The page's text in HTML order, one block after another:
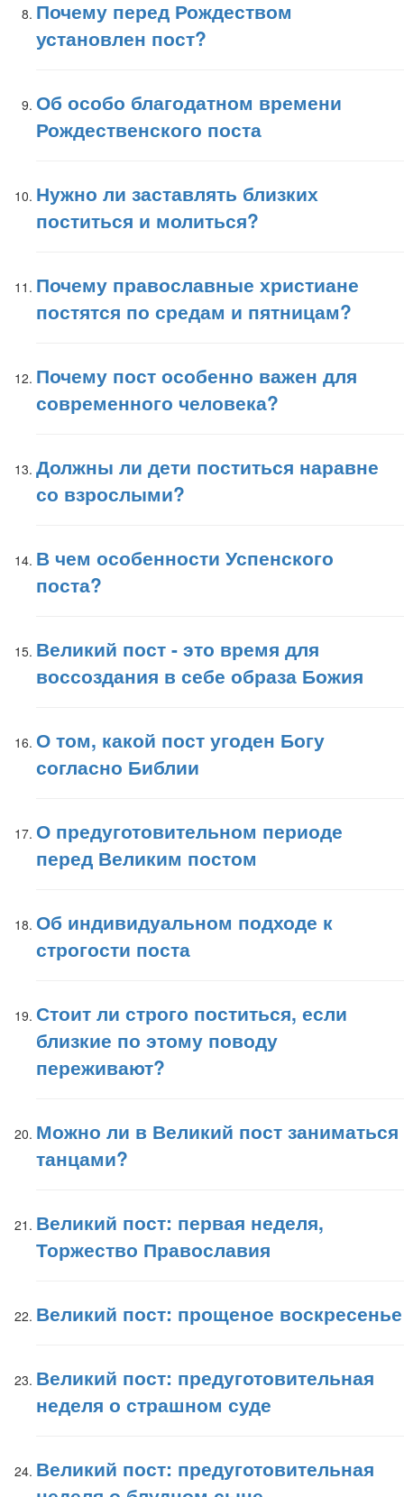
Почему перед Рождеством
установлен пост?
Об особо благодатном времени
Рождественского поста
Нужно ли заставлять близких
поститься и молиться?
Почему православные христиане
постятся по средам и пятницам?
Почему пост особенно важен для
современного человека?
Должны ли дети поститься наравне
со взрослыми?
В чем особенности Успенского
поста?
Великий пост - это время для
воссоздания в себе образа Божия
О том, какой пост угоден Богу
согласно Библии
О предуготовительном периоде
перед Великим постом
Об индивидуальном подходе к
строгости поста
Стоит ли строго поститься, если
близкие по этому поводу
переживают?
Можно ли в Великий пост заниматься
танцами?
Великий пост: первая неделя,
Торжество Православия
Великий пост: прощеное воскресенье
Великий пост: предуготовительная
неделя о страшном суде
Великий пост: предуготовительная